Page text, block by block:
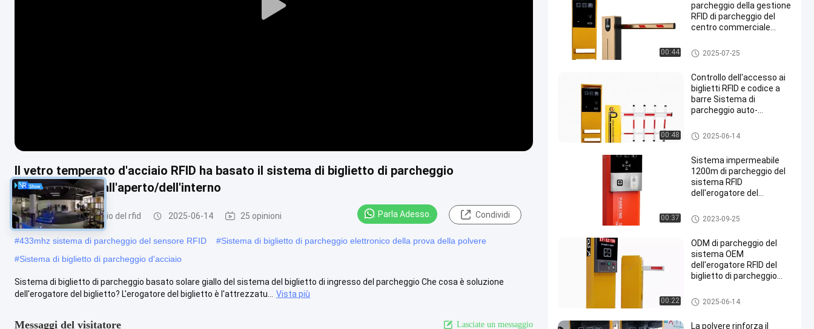
Play
Il vetro temperato d'acciaio RFID ha basato il sistema di biglietto di parcheggio
dell'automobile all'aperto/dell'interno
sistema di parcheggio del rfid 2025-06-14 25 opinioni Parla Adesso. Condividi
#433mhz sistema di parcheggio del sensore RFID #Sistema di biglietto di parcheggio elettronico della prova della polvere
#Sistema di biglietto di parcheggio d'acciaio
Sistema di biglietto di parcheggio basato solare giallo del sistema del biglietto di ingresso del parcheggio Che cosa è soluzione
dell'erogatore del biglietto? L'erogatore del biglietto è l'attrezzatu...
Vista più
Messaggi del visitatore Lasciate un messaggio
00:44
parcheggio della gestione
RFID di parcheggio del
centro commerciale
sistema di parcheggio del rfid
2025-07-25
00:48
Controllo dell'accesso ai
biglietti RFID e codice a
barre Sistema di
parcheggio auto-
sistema di parcheggio del rfid
2025-06-14
00:37
Sistema impermeabile
1200m di parcheggio del
sistema RFID
dell'erogatore del
sistema di parcheggio del rfid
2023-09-25
00:22
ODM di parcheggio del
sistema OEM
dell'erogatore RFID del
biglietto di parcheggio
sistema di parcheggio del rfid
2025-06-14
La polvere rinforza il